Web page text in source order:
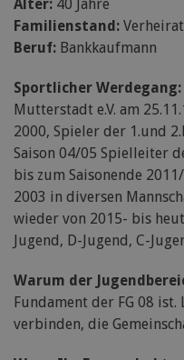
Alter: 40 Jahre
Familienstand:
Beruf: Bankkaufmann
Sportlicher Werdegang:
Mutterstadt e.V. am
2000, Spieler der 1.und
Saison 04/05 Spielleiter
bis zum Saisonende
2003 in diversen
wieder von 2015- bis
Jugend, D-Jugend, C-
Warum der
Fundament der FG 08
verbinden, die